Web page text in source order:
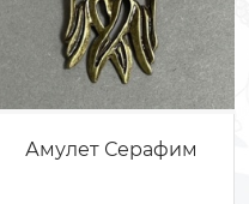
Амулет Серафим